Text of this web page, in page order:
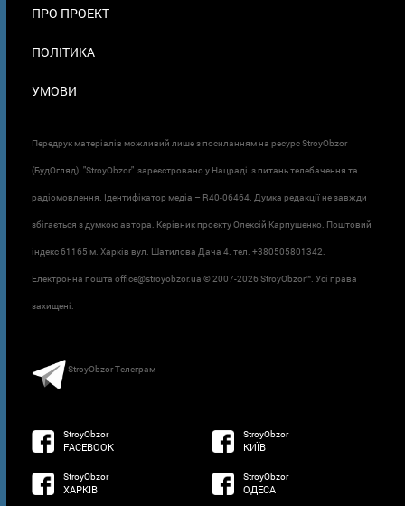
ПРО ПРОЕКТ
ПОЛІТИКА
УМОВИ
Передрук матеріалів можливий лише з посиланням на ресурс StroyObzor
(БудОгляд). "StroyObzor" зареєстровано у Нацраді з питань телебачення та
радіомовлення. Ідентифікатор медіа – R40-06464. Думка редакції не завжди
збігається з думкою автора. Керівник проєкту Олексій Карпушенко. Поштовий
індекс 61165 м. Харків вул. Шатилова Дача 4. тел. +380505801342.
Електронна пошта office@stroyobzor.ua © 2007-2026 StroyObzor™. Усі права
захищені.
StroyObzor Телеграм
StroyObzor
FACEBOOK
StroyObzor
КИЇВ
StroyObzor
ХАРКІВ
StroyObzor
ОДЕСА